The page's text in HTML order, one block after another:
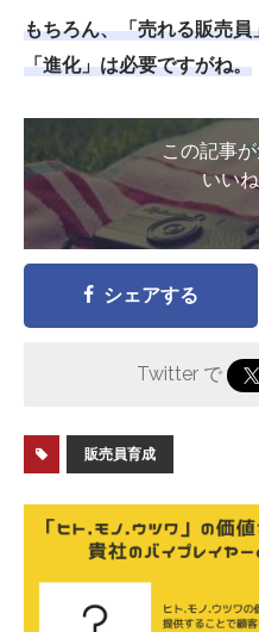
もちろん、「売れる販売
「進化」は必要ですがね。
この記事
いい
シェアする
Twitter で
販売員育成